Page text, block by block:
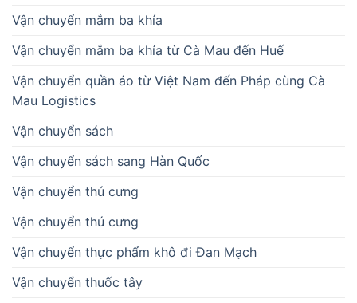
Vận chuyển mắm ba khía
Vận chuyển mắm ba khía từ Cà Mau đến Huế
Vận chuyển quần áo từ Việt Nam đến Pháp cùng Cà
Mau Logistics
Vận chuyển sách
Vận chuyển sách sang Hàn Quốc
Vận chuyển thú cưng
Vận chuyển thú cưng
Vận chuyển thực phẩm khô đi Đan Mạch
Vận chuyển thuốc tây